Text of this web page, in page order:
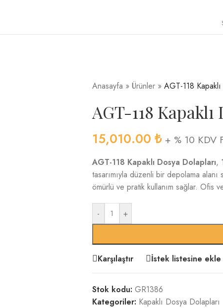
Anasayfa » Ürünler » AGT-118
AGT-118
15,010.00 ₺ + % 10 KDV
AGT-118 Kapaklı Dosya Dolapları,
tasarımıyla düzenli bir depolama alanı
ömürlü ve pratik kullanım sağlar. Ofis
- +
Karşılaştır İstek listesine ekle
Stok kodu: GR1386
Kategoriler: Kapaklı Dosya Dolapları